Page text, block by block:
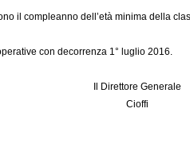
il compleanno dell’età minima della
con decorrenza 1° luglio 2016.
Il Direttore Generale
Cioffi